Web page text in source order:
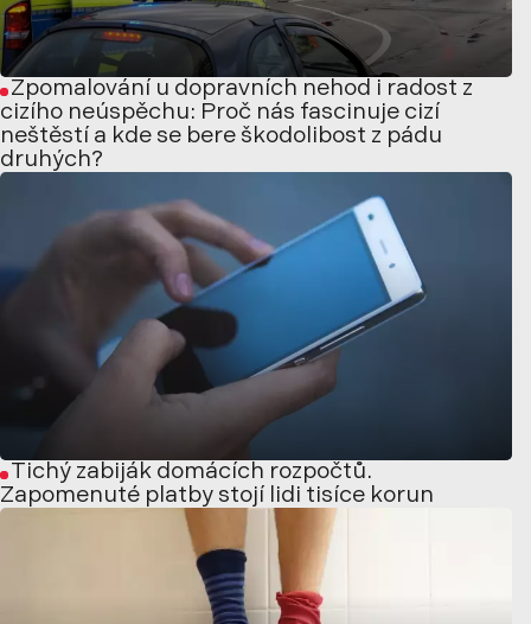
Zpomalování u dopravních nehod i radost z
cizího neúspěchu: Proč nás fascinuje cizí
neštěstí a kde se bere škodolibost z pádu
druhých?
Tichý zabiják domácích rozpočtů.
Zapomenuté platby stojí lidi tisíce korun